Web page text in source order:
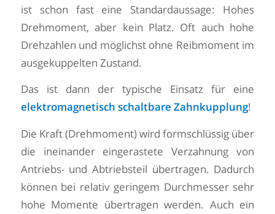
ist schon fast eine Standardaussage: Hohes
Drehmoment, aber kein Platz. Oft auch hohe
Drehzahlen und möglichst ohne Reibmoment im
ausgekuppelten Zustand.
Das ist dann der typische Einsatz für eine
elektromagnetisch schaltbare Zahnkupplung!
Die Kraft (Drehmoment) wird formschlüssig über
die ineinander eingerastete Verzahnung von
Antriebs- und Abtriebsteil übertragen. Dadurch
können bei relativ geringem Durchmesser sehr
hohe Momente übertragen werden. Auch ein